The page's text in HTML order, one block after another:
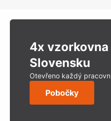
4x vzorkovna
Slovensku
Otevřeno každý
Pobočky